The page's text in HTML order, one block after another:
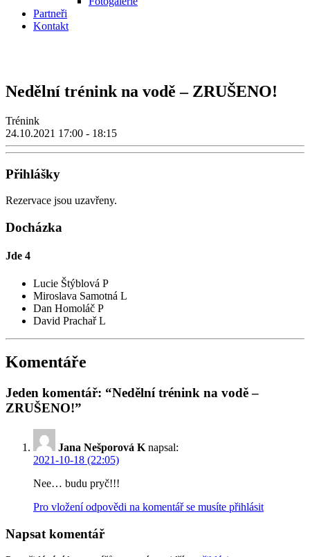
Partneři
Kontakt
Nedělní trénink na vodě – ZRUŠENO!
Trénink
24.10.2021 17:00 - 18:15
Přihlášky
Rezervace jsou uzavřeny.
Docházka
Jde 4
Lucie Štýblová P
Miroslava Samotná L
Dan Homoláč P
David Prachař L
Komentáře
Jeden komentář: “Nedělní trénink na vodě –
ZRUŠENO!”
Jana Nešporová K napsal:
2021-10-18 (22:05)
Nee… budu pryč!!!
Pro vložení odpovědi na komentář se musíte přihlásit
Napsat komentář